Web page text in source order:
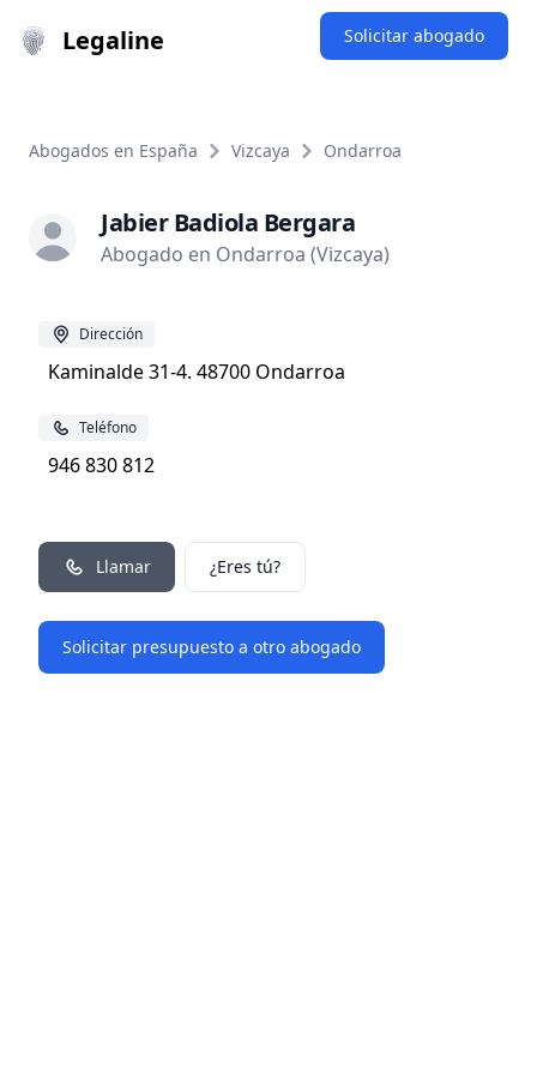
Legaline Solicitar abogado
Abogados en España Vizcaya Ondarroa
Jabier Badiola Bergara
Abogado en Ondarroa (Vizcaya)
Dirección
Kaminalde 31-4. 48700 Ondarroa
Teléfono
946 830 812
Llamar ¿Eres tú?
Solicitar presupuesto a otro abogado